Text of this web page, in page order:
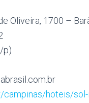
Oliveira, 1700 –
p)
hoteis/sol-